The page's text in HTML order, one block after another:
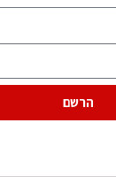
הרשם